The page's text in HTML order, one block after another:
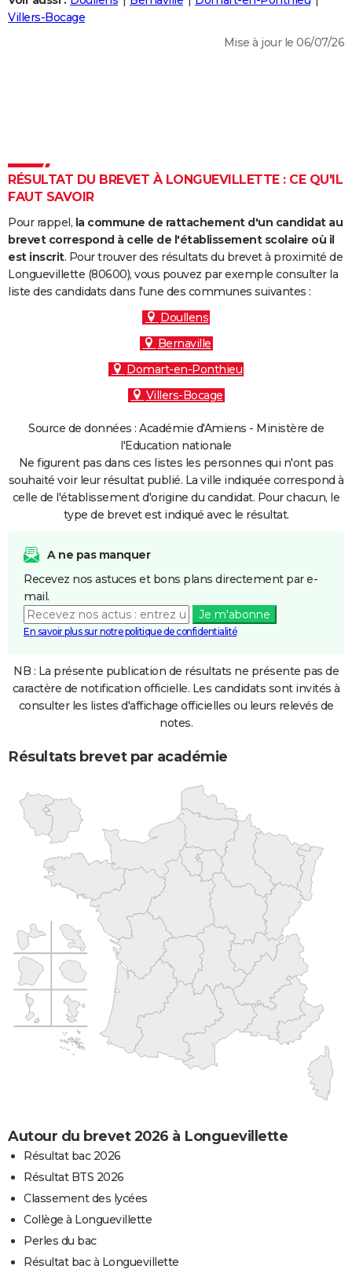
Destinations
City break
Voyage nature
Voyage de noces
Forum
Climat
+
PHOTO
Dictionnaire
Biographies
Citations
Expressions
Proverbes
PROGRAMME TV
S'inscrire
Se connecter
Lycées
Collèges
Primaires
Universités
Entreprises
Service militaire
Avis de recherche
AVIS DE DÉCÈS
FORUM
Villers-Bocage
Mise à jour le 06/07/26
RÉSULTAT DU BREVET À LONGUEVILLETTE : CE QU'IL
FAUT SAVOIR
Pour rappel, la commune de rattachement d'un candidat au
brevet correspond à celle de l'établissement scolaire où il
est inscrit. Pour trouver des résultats du brevet à proximité de
Longuevillette (80600), vous pouvez par exemple consulter la
liste des candidats dans l'une des communes suivantes :
Doullens
Bernaville
Domart-en-Ponthieu
Villers-Bocage
Source de données : Académie d'Amiens - Ministère de
l'Education nationale
Ne figurent pas dans ces listes les personnes qui n'ont pas
souhaité voir leur résultat publié. La ville indiquée correspond à
celle de l'établissement d'origine du candidat. Pour chacun, le
type de brevet est indiqué avec le résultat.
A ne pas manquer
Recevez nos astuces et bons plans directement par e-
mail.
Je m'abonne
En savoir plus sur notre politique de confidentialité
NB : La présente publication de résultats ne présente pas de
caractère de notification officielle. Les candidats sont invités à
consulter les listes d'affichage officielles ou leurs relevés de
notes.
Résultats brevet par académie
Autour du brevet 2026 à Longuevillette
Résultat bac 2026
Résultat BTS 2026
Classement des lycées
Collège à Longuevillette
Perles du bac
Résultat bac à Longuevillette